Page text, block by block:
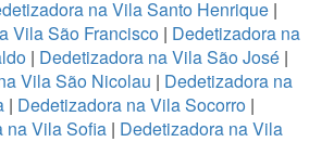
na Vila Santo Henrique |
Vila São Francisco | Dedetizadora na
| Dedetizadora na Vila São José|
Vila São Nicolau | Dedetizadora na
| Dedetizadora na Vila Socorro |
na Vila Sofia| Dedetizadora na Vila